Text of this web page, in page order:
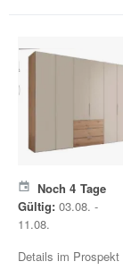
Noch 4 Tage
Gültig: 03.08. -
11.08.
Details im Prospekt